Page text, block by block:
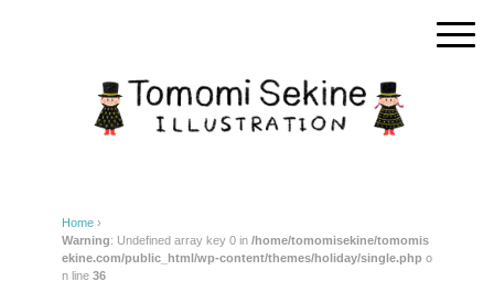
Home ›
Warning: Undefined array key 0 in /home/tomomisekine/tomomis
ekine.com/public_html/wp-content/themes/holiday/single.php o
n line 36